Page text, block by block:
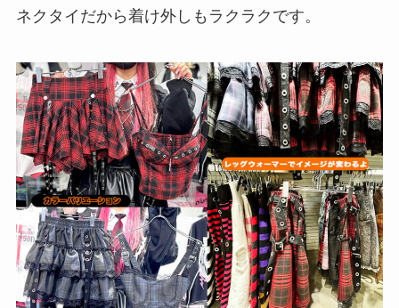
ネクタイだから着け外しもラクラクです。